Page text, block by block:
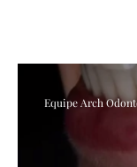
Equipe Arch